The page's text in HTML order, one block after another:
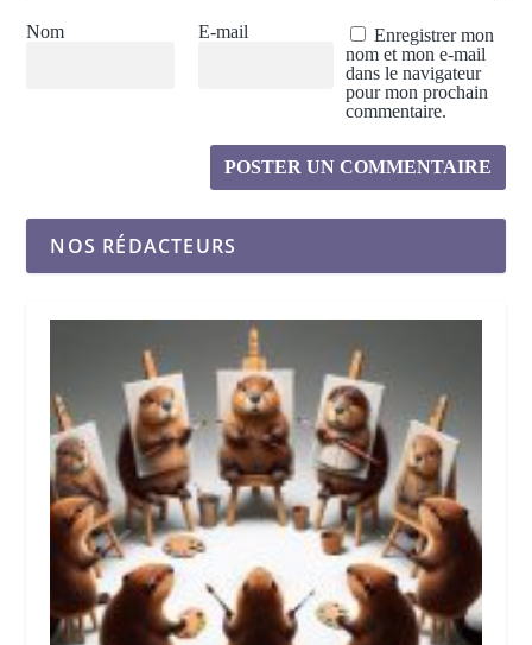
Nom E-mail
Enregistrer mon
nom et mon e-mail
dans le navigateur
pour mon prochain
commentaire.
NOS RÉDACTEURS